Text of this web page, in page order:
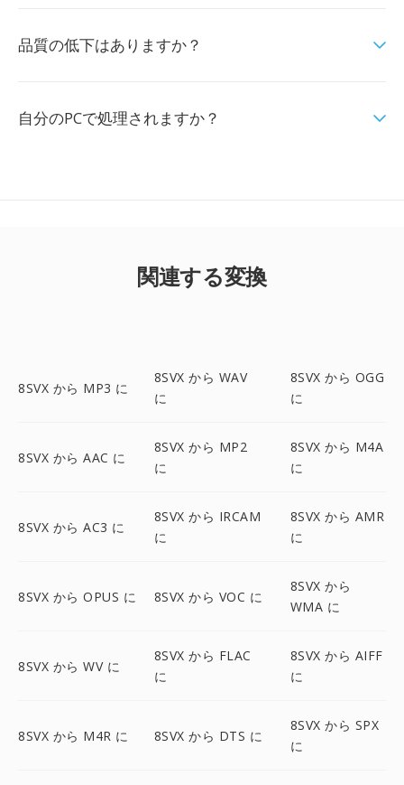
品質の低下はありますか？
自分のPCで処理されますか？
関連する変換
8SVX から MP3 に
8SVX から WAV
に
8SVX から OGG
に
8SVX から AAC に
8SVX から MP2
に
8SVX から M4A
に
8SVX から AC3 に
8SVX から IRCAM
に
8SVX から AMR
に
8SVX から OPUS に 8SVX から VOC に
8SVX から
WMA に
8SVX から WV に
8SVX から FLAC
に
8SVX から AIFF
に
8SVX から M4R に 8SVX から DTS に
8SVX から SPX
に